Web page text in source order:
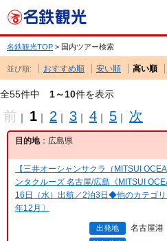
名鉄観光TOP > 国内ツアー検索
並び順: おすすめ順 安い順 高い順
全55件中 1～10件を表示
前 ｜ 1 ｜ 2 ｜ 3 ｜ 4 ｜ 5 ｜ 次
目的地：広島県
【三井オーシャンサクラ（MITSUI
ンタクルーズ 名古屋/広島《MITSUI
16日（水）出航／2泊3日◆他のカテゴ
年12月〕
出発地 名古屋港